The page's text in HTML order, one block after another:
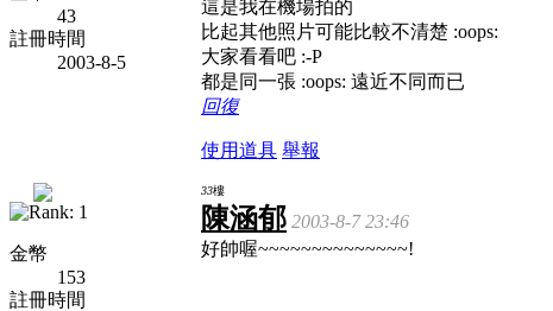
43
註冊時間
2003-8-5
這是我在機場拍的
比起其他照片可能比較不清楚 :oops:
大家看看吧 :-P
都是同一張 :oops: 遠近不同而已
回復
使用道具 舉報
金幣
153
註冊時間
33樓
陳涵郁 2003-8-7 23:46
好帥喔~~~~~~~~~~~~~~!